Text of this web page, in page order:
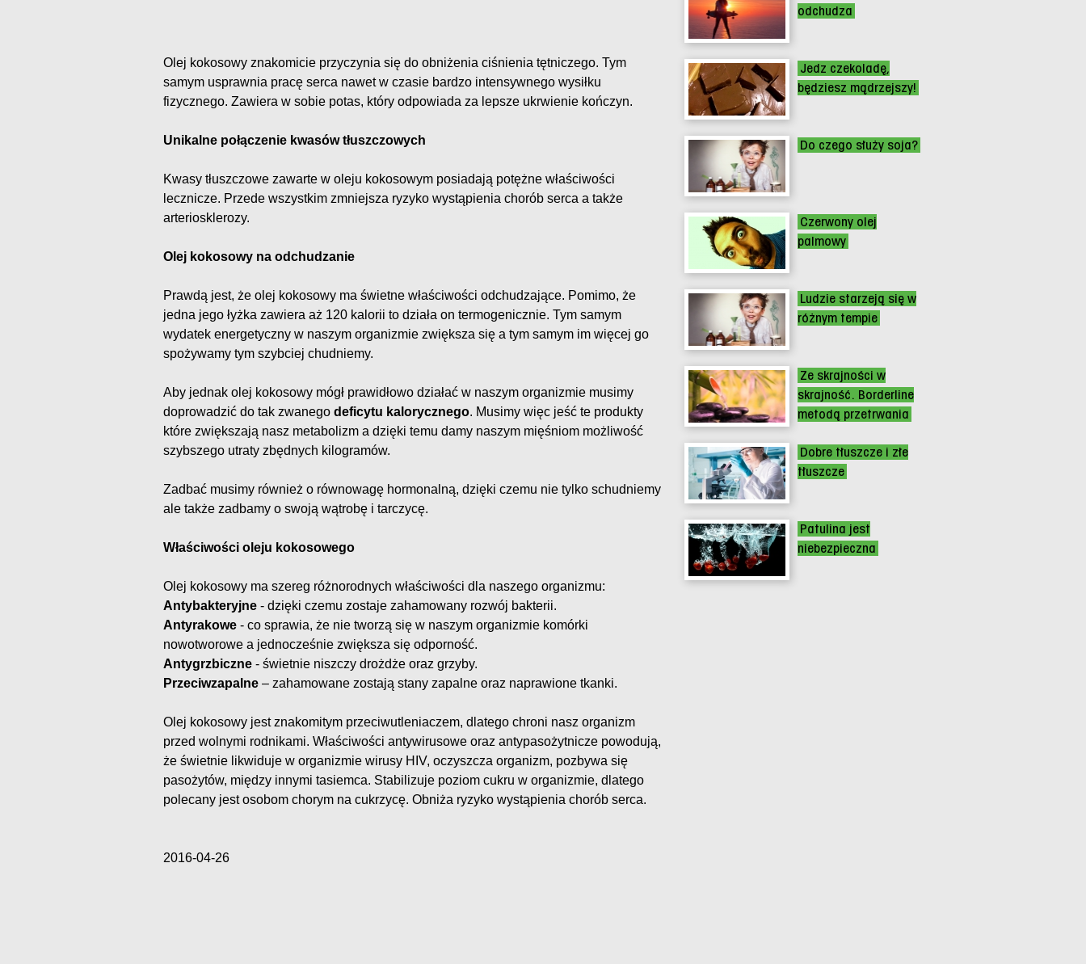
Olej kokosowy znakomicie przyczynia się do obniżenia ciśnienia tętniczego. Tym
samym usprawnia pracę serca nawet w czasie bardzo intensywnego wysiłku
fizycznego. Zawiera w sobie potas, który odpowiada za lepsze ukrwienie kończyn.
Unikalne połączenie kwasów tłuszczowych
Kwasy tłuszczowe zawarte w oleju kokosowym posiadają potężne właściwości
lecznicze. Przede wszystkim zmniejsza ryzyko wystąpienia chorób serca a także
arteriosklerozy.
Olej kokosowy na odchudzanie
Prawdą jest, że olej kokosowy ma świetne właściwości odchudzające. Pomimo, że
jedna jego łyżka zawiera aż 120 kalorii to działa on termogenicznie. Tym samym
wydatek energetyczny w naszym organizmie zwiększa się a tym samym im więcej go
spożywamy tym szybciej chudniemy.
Aby jednak olej kokosowy mógł prawidłowo działać w naszym organizmie musimy
doprowadzić do tak zwanego deficytu kalorycznego. Musimy więc jeść te produkty
które zwiększają nasz metabolizm a dzięki temu damy naszym mięśniom możliwość
szybszego utraty zbędnych kilogramów.
Zadbać musimy również o równowagę hormonalną, dzięki czemu nie tylko schudniemy
ale także zadbamy o swoją wątrobę i tarczycę.
Właściwości oleju kokosowego
Olej kokosowy ma szereg różnorodnych właściwości dla naszego organizmu:
Antybakteryjne - dzięki czemu zostaje zahamowany rozwój bakterii.
Antyrakowe - co sprawia, że nie tworzą się w naszym organizmie komórki
nowotworowe a jednocześnie zwiększa się odporność.
Antygrzbiczne - świetnie niszczy drożdże oraz grzyby.
Przeciwzapalne – zahamowane zostają stany zapalne oraz naprawione tkanki.
Olej kokosowy jest znakomitym przeciwutleniaczem, dlatego chroni nasz organizm
przed wolnymi rodnikami. Właściwości antywirusowe oraz antypasożytnicze powodują,
że świetnie likwiduje w organizmie wirusy HIV, oczyszcza organizm, pozbywa się
pasożytów, między innymi tasiemca. Stabilizuje poziom cukru w organizmie, dlatego
polecany jest osobom chorym na cukrzycę. Obniża ryzyko wystąpienia chorób serca.
2016-04-26
odchudza
Jedz czekoladę,
będziesz mądrzejszy!
Do czego służy soja?
Czerwony olej
palmowy
Ludzie starzeją się w
różnym tempie
Ze skrajności w
skrajność. Borderline
metodą przetrwania
Dobre tłuszcze i złe
tłuszcze
Patulina jest
niebezpieczna